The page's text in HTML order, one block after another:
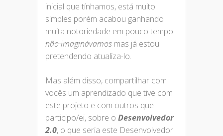
inicial que tínhamos, está muito
simples porém acabou ganhando
muita notoriedade em pouco tempo
não imaginávamos mas já estou
pretendendo atualiza-lo.
Mas além disso, compartilhar com
vocês um aprendizado que tive com
este projeto e com outros que
participo/ei, sobre o Desenvolvedor
2.0, o que seria este Desenvolvedor